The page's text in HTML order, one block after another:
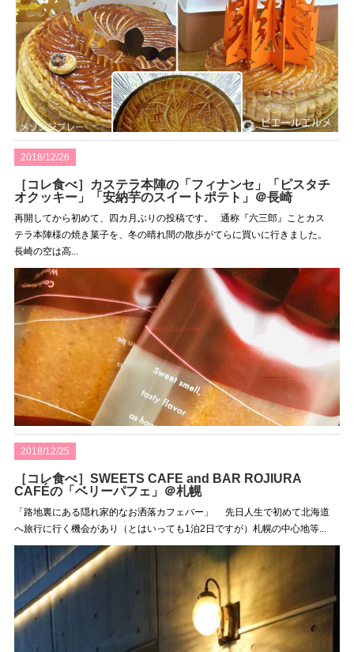
2018/12/26
［コレ食べ］カステラ本陣の「フィナンセ」「ピスタチ
オクッキー」「安納芋のスイートポテト」＠長崎
再開してから初めて、四カ月ぶりの投稿です。 通称『六三郎』ことカス
テラ本陣様の焼き菓子を、冬の晴れ間の散歩がてらに買いに行きました。
長崎の空は高...
2018/12/25
［コレ食べ］SWEETS CAFE and BAR ROJIURA
CAFÉの「ベリーパフェ」＠札幌
「路地裏にある隠れ家的なお洒落カフェバー」 先日人生で初めて北海道
へ旅行に行く機会があり（とはいっても1泊2日ですが）札幌の中心地等...